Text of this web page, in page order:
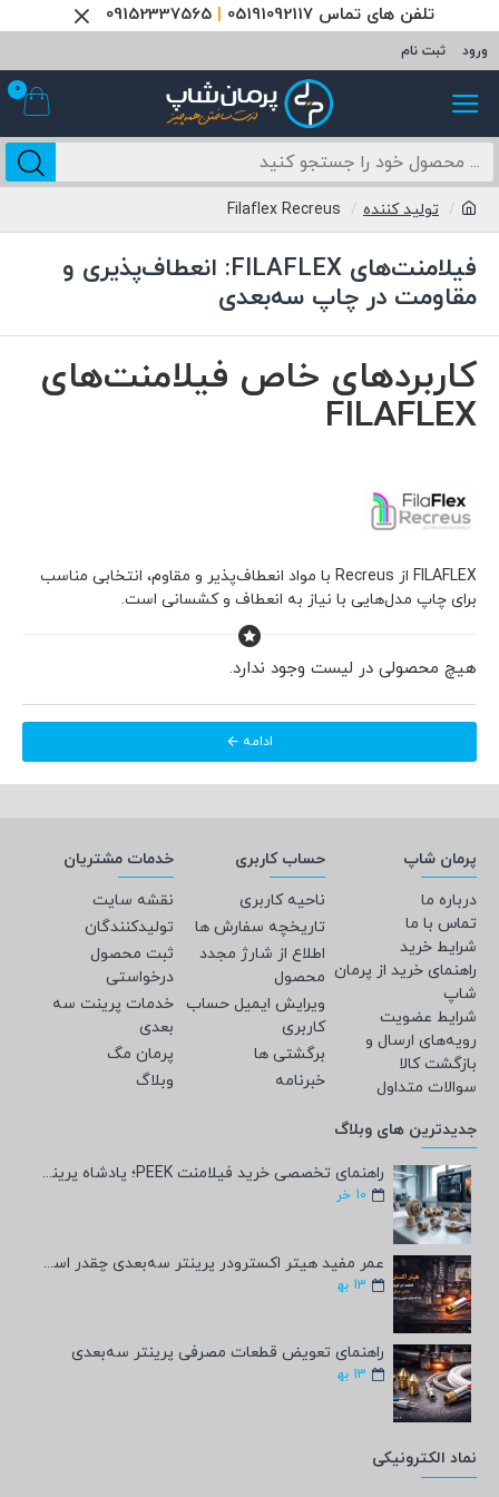
تلفن های تماس 05191092117 09152337565
ورود ثبت نام
0
تولید کننده Filaflex Recreus
فیلامنت‌های FILAFLEX: انعطاف‌پذیری و
مقاومت در چاپ سه‌بعدی
کاربردهای خاص فیلامنت‌های
FILAFLEX
FILAFLEX از Recreus با مواد انعطاف‌پذیر و مقاوم، انتخابی مناسب
برای چاپ مدل‌هایی با نیاز به انعطاف و کشسانی است.
هیچ محصولی در لیست وجود ندارد.
ادامه
پرمان شاپ
درباره ما
تماس با ما
شرایط خرید
راهنمای خرید از پرمان
شاپ
شرایط عضویت
رویه‌های ارسال و
بازگشت کالا
سوالات متداول
حساب کاربری
ناحیه کاربری
تاریخچه سفارش ها
اطلاع از شارژ مجدد
محصول
ویرایش ایمیل حساب
کاربری
برگشتی ها
خبرنامه
خدمات مشتریان
نقشه سایت
تولیدکنندگان
ثبت محصول
درخواستی
خدمات پرینت سه
بعدی
پرمان مگ
وبلاگ
جدیدترین های وبلاگ
راهنمای تخصصی خرید فیلامنت PEEK؛ پادشاه پرینت سه‌بعدی صنعتی و پزشکی + مشخصات فنی
10 خر
عمر مفید هیتر اکسترودر پرینتر سه‌بعدی چقدر است؟
13 به‍
راهنمای تعویض قطعات مصرفی پرینتر سه‌بعدی
13 به‍
نماد الکترونیکی